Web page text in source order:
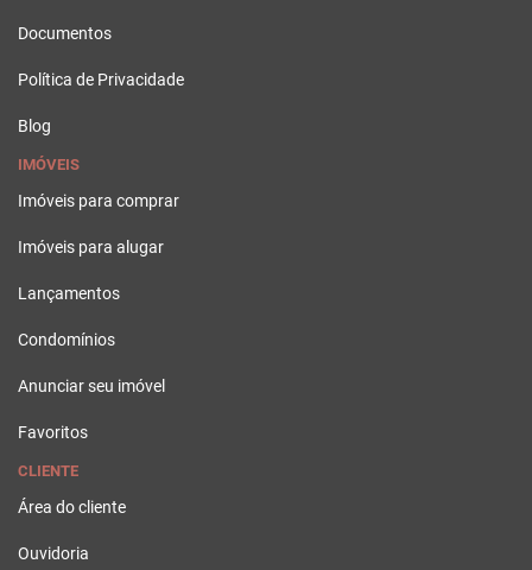
Documentos
Política de Privacidade
Blog
IMÓVEIS
Imóveis para comprar
Imóveis para alugar
Lançamentos
Condomínios
Anunciar seu imóvel
Favoritos
CLIENTE
Área do cliente
Ouvidoria